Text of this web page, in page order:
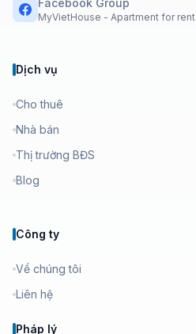
Facebook Group
MyVietHouse - Apartment for rent
Dịch vụ
Cho thuê
Nhà bán
Thị trường BĐS
Blog
Công ty
Về chúng tôi
Liên hệ
Pháp lý